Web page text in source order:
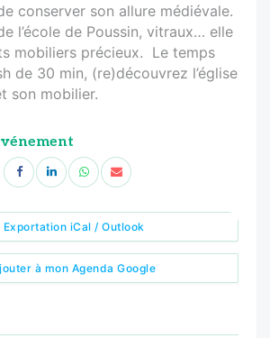
conserver son allure médiévale.
l’école de Poussin, vitraux… elle
mobiliers précieux. Le temps
de 30 min, (re)découvrez l’église
son mobilier.
à mon Agenda Google
Exportation iCal / Outlook